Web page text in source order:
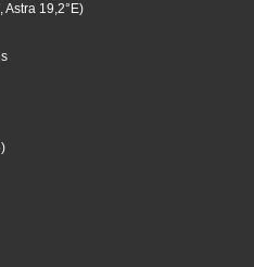
Astra 19,2°E)